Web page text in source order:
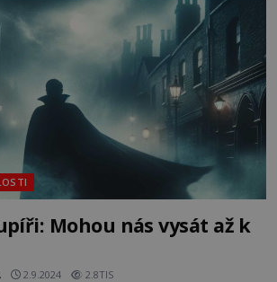
řádí dávno pochovaný upír?
tisí
Mohou nás vysát až k
2.9.2024 2.8TIS